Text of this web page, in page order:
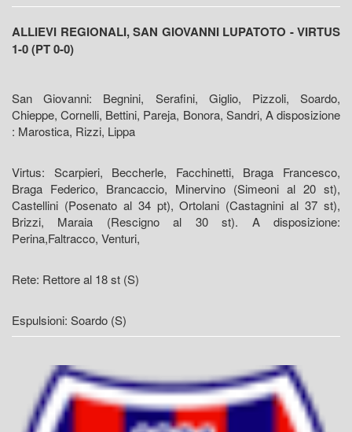
ALLIEVI REGIONALI, SAN GIOVANNI LUPATOTO - VIRTUS
1-0 (PT 0-0)
San Giovanni: Begnini, Serafini, Giglio, Pizzoli, Soardo,
Chieppe, Cornelli, Bettini, Pareja, Bonora, Sandri, A disposizione
: Marostica, Rizzi, Lippa
Virtus: Scarpieri, Beccherle, Facchinetti, Braga Francesco,
Braga Federico, Brancaccio, Minervino (Simeoni al 20 st),
Castellini (Posenato al 34 pt), Ortolani (Castagnini al 37 st),
Brizzi, Maraia (Rescigno al 30 st). A disposizione:
Perina,Faltracco, Venturi,
Rete: Rettore al 18 st (S)
Espulsioni: Soardo (S)